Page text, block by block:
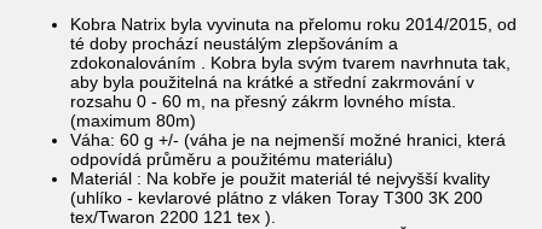
Kobra Natrix byla vyvinuta na přelomu roku 2014/2015, od
té doby prochází neustálým zlepšováním a
zdokonalováním . Kobra byla svým tvarem navrhnuta tak,
aby byla použitelná na krátké a střední zakrmování v
rozsahu 0 - 60 m, na přesný zákrm lovného místa.
(maximum 80m)
Váha: 60 g +/- (váha je na nejmenší možné hranici, která
odpovídá průměru a použitému materiálu)
Materiál : Na kobře je použit materiál té nejvyšší kvality
(uhlíko - kevlarové plátno z vláken Toray T300 3K 200
tex/Twaron 2200 121 tex ).